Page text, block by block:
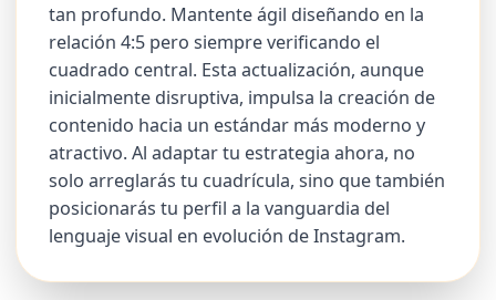
tan profundo. Mantente ágil diseñando en la
relación 4:5 pero siempre verificando el
cuadrado central. Esta actualización, aunque
inicialmente disruptiva, impulsa la creación de
contenido hacia un estándar más moderno y
atractivo. Al adaptar tu estrategia ahora, no
solo arreglarás tu cuadrícula, sino que también
posicionarás tu perfil a la vanguardia del
lenguaje visual en evolución de Instagram.